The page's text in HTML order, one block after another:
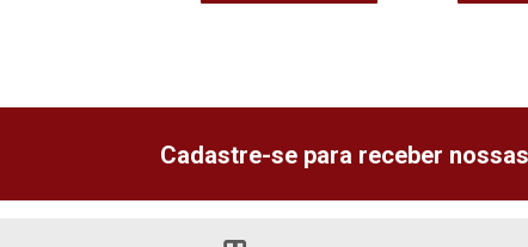
Cadastre-se para receber